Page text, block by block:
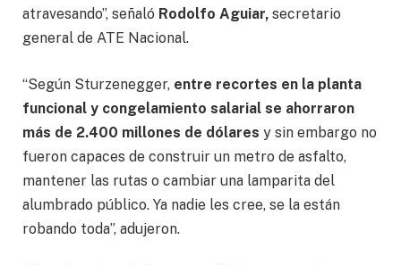
atravesando”, señaló Rodolfo Aguiar, secretario
general de ATE Nacional.
“Según Sturzenegger, entre recortes en la planta
funcional y congelamiento salarial se ahorraron
más de 2.400 millones de dólares y sin embargo no
fueron capaces de construir un metro de asfalto,
mantener las rutas o cambiar una lamparita del
alumbrado público. Ya nadie les cree, se la están
robando toda”, adujeron.